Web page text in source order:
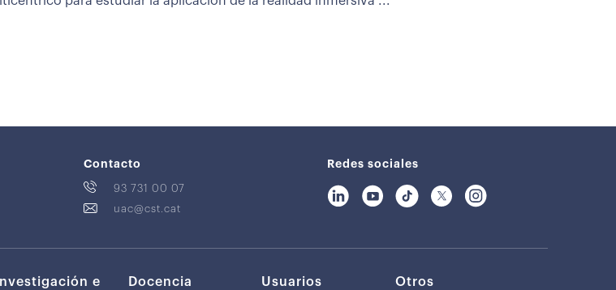
Contacto
93 731 00 07
uac@cst.cat
Redes sociales
Investigación e
Docencia Usuarios Otros